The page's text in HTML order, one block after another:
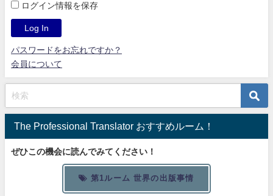
ログイン情報を保存
パスワードをお忘れですか？
会員について
The Professional Translator おすすめルーム！
ぜひこの機会に読んでみてください！
第1ルーム 世界の出版事情